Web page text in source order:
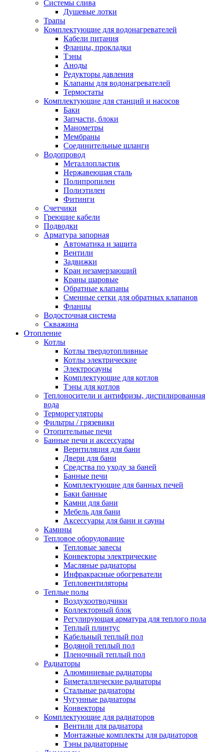
Условия возврата товара
Обмен и возврат товара
Системы слива
Душевые лотки
Трапы
Комплектующие для водонагревателей
Кабели питания
Фланцы, прокладки
Тэны
Аноды
Редукторы давления
Клапаны для водонагревателей
Термостаты
Комплектующие для станций и насосов
Баки
Запчасти, блоки
Манометры
Мембраны
Соединительные шланги
Водопровод
Металлопластик
Нержавеющая сталь
Полипропилен
Полиэтилен
Фитинги
Счетчики
Греющие кабели
Подводки
Арматура запорная
Автоматика и защита
Вентили
Задвижки
Кран незамерзающий
Краны шаровые
Обратные клапаны
Сменные сетки для обратных клапанов
Фланцы
Водосточная система
Скважина
Отопление
Котлы
Котлы твердотопливные
Котлы электрические
Электросауны
Комплектующие для котлов
Тэны для котлов
Теплоносители и антифризы, дистилированная
вода
Терморегуляторы
Фильтры / грязевики
Отопительные печи
Банные печи и аксессуары
Вернтиляция для бани
Двери для бани
Средства по уходу за баней
Банные печи
Комплектующие для банных печей
Баки банные
Камни для бани
Мебель для бани
Аксессуары для бани и сауны
Камины
Тепловое оборудование
Тепловые завесы
Конвекторы электрические
Масляные радиаторы
Инфракрасные обогреватели
Тепловентиляторы
Теплые полы
Воздухоотводчики
Коллекторный блок
Регулирующая арматура для теплого пола
Теплый плинтус
Кабельный теплый пол
Водяной теплый пол
Пленочный теплый пол
Радиаторы
Алюминиевые радиаторы
Биметаллические радиаторы
Стальные радиаторы
Чугунные радиаторы
Конвекторы
Комплектующие для радиаторов
Вентили для радиатора
Монтажные комплекты для радиаторов
Тэны радиаторные